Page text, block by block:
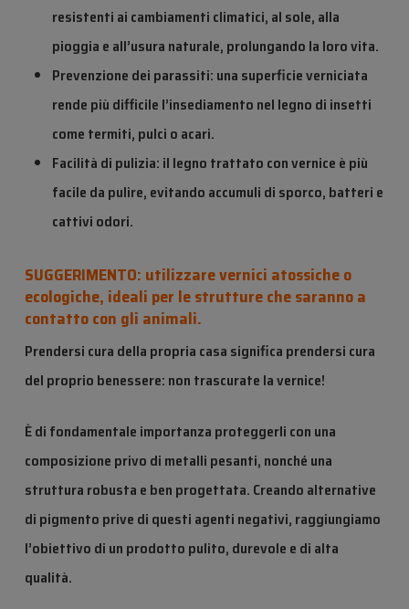
resistenti ai cambiamenti climatici, al sole, alla
pioggia e all’usura naturale, prolungando la loro vita.
Prevenzione dei parassiti: una superficie verniciata
rende più difficile l’insediamento nel legno di insetti
come termiti, pulci o acari.
Facilità di pulizia: il legno trattato con vernice è più
facile da pulire, evitando accumuli di sporco, batteri e
cattivi odori.
SUGGERIMENTO: utilizzare vernici atossiche o
ecologiche, ideali per le strutture che saranno a
contatto con gli animali.
Prendersi cura della propria casa significa prendersi cura
del proprio benessere: non trascurate la vernice!
È di fondamentale importanza proteggerli con una
composizione privo di metalli pesanti, nonché una
struttura robusta e ben progettata. Creando alternative
di pigmento prive di questi agenti negativi, raggiungiamo
l’obiettivo di un prodotto pulito, durevole e di alta
qualità.